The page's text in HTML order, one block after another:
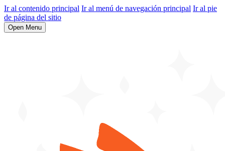
Ir al contenido principal Ir al menú de navegación principal Ir al pie
de página del sitio
Open Menu